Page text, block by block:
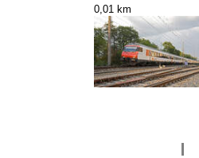
0,01 km